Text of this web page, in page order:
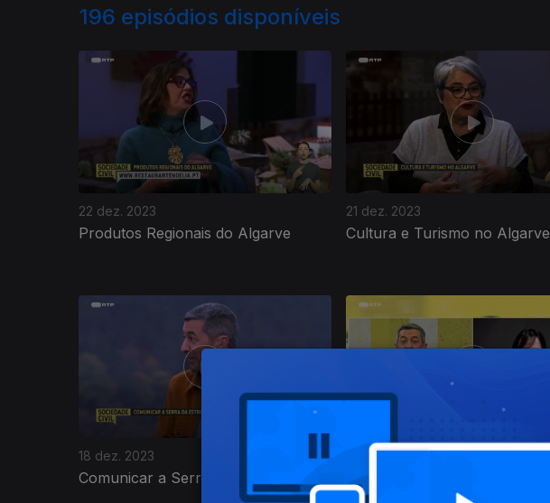
196 episódios disponíveis
22 dez. 2023
Produtos Regionais do Algarve
21 dez. 2023
Cultura e Turismo no Algarve
18 dez. 2023
Comunicar a Serra da Estrela
15 dez. 2023
O Que Andamos a Ler